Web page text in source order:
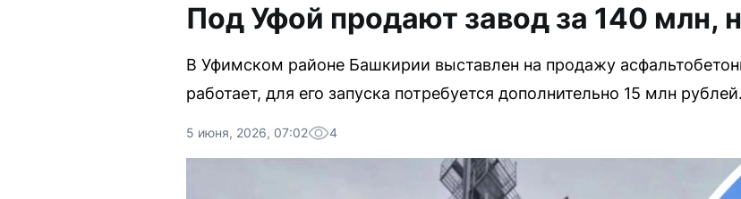
Под Уфой продают завод за 140 млн,
В Уфимском районе Башкирии выставлен на продажу
работает, для его запуска потребуется дополнительно 15 млн рублей.
5 июня, 2026, 07:02 4